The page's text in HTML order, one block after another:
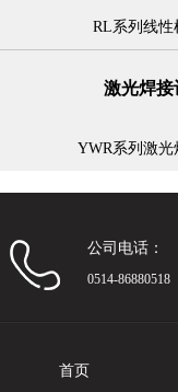
RL系列线性
激光焊接
YWR系列激光
公司电话：
0514-86880518
首页